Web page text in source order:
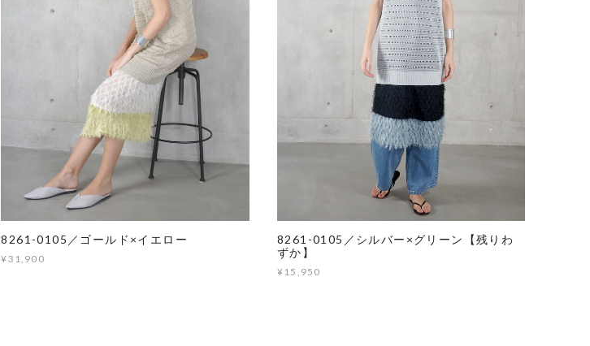
8261-0105／ゴールド×イエロー
¥31,900
8261-0105／シルバー×グリーン【残りわ
ずか】
¥15,950